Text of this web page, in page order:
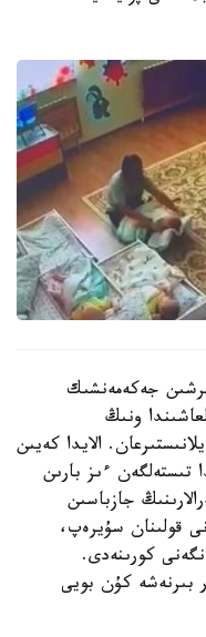
جەكەمەنشىك
ونىڭ
الايدا كەيىن
تىستەلگەن ءىز بارىن
جازباسىن
قولىنان سۇيرەپ،
كورىنەدى.
بىرنەشە كۇن بويى